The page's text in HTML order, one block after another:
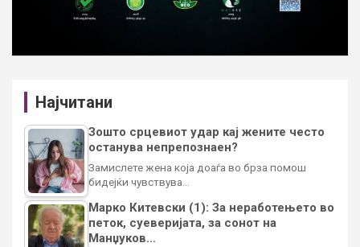
Најчитани
Зошто срцевиот удар кај жените често
останува непрепознаен?
Замислете жена која доаѓа во брза помош
бидејќи чувствува…
Марко Китевски (1): За неработењето во
петок, суеверијата, за сонот на
Манџуков…